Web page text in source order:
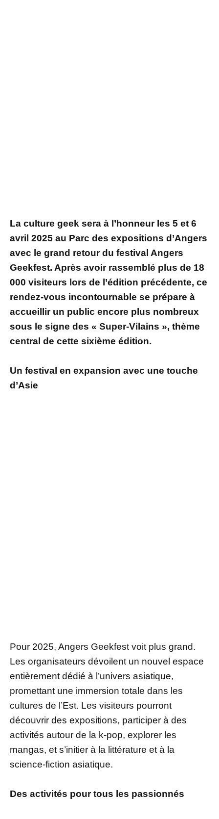
La culture geek sera à l’honneur les 5 et 6
avril 2025 au Parc des expositions d’Angers
avec le grand retour du festival Angers
Geekfest. Après avoir rassemblé plus de 18
000 visiteurs lors de l’édition précédente, ce
rendez-vous incontournable se prépare à
accueillir un public encore plus nombreux
sous le signe des « Super-Vilains », thème
central de cette sixième édition.
Un festival en expansion avec une touche
d’Asie
Pour 2025, Angers Geekfest voit plus grand.
Les organisateurs dévoilent un nouvel espace
entièrement dédié à l’univers asiatique,
promettant une immersion totale dans les
cultures de l’Est. Les visiteurs pourront
découvrir des expositions, participer à des
activités autour de la k-pop, explorer les
mangas, et s’initier à la littérature et à la
science-fiction asiatique.
Des activités pour tous les passionnés